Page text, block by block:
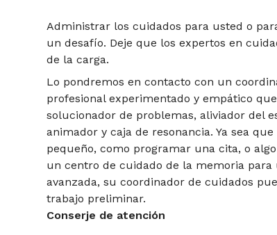
Administrar los cuidados para usted o
un desafío. Deje que los expertos en
de la carga.
Lo pondremos en contacto con un
profesional experimentado y empático
solucionador de problemas, aliviador del
animador y caja de resonancia. Ya sea
pequeño, como programar una cita, o
un centro de cuidado de la memoria para
avanzada, su coordinador de cuidados
trabajo preliminar.
Conserje de atención